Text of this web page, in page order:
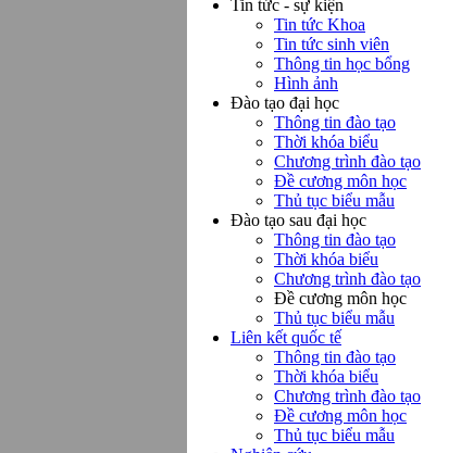
Tin tức - sự kiện
Tin tức Khoa
Tin tức sinh viên
Thông tin học bổng
Hình ảnh
Đào tạo đại học
Thông tin đào tạo
Thời khóa biểu
Chương trình đào tạo
Đề cương môn học
Thủ tục biểu mẫu
Đào tạo sau đại học
Thông tin đào tạo
Thời khóa biểu
Chương trình đào tạo
Đề cương môn học
Thủ tục biểu mẫu
Liên kết quốc tế
Thông tin đào tạo
Thời khóa biểu
Chương trình đào tạo
Đề cương môn học
Thủ tục biểu mẫu